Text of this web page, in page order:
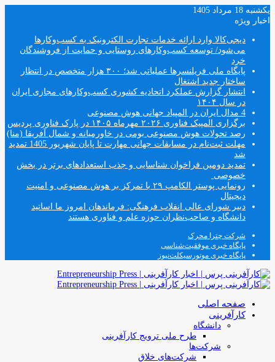
یکشنبه 18 مرداد 1405
اخبار ویژه
دیجی‌کالا وارد ارائه خدمات تجارت الکترونیک به کسب‌وکارها
می‌شود/ توسعه کسب‌وکارهای روستایی و حمایت از فروشندگان
خرد
پایگاه ملی فریلنسرها عملیاتی شد؛ ۳۰۰ هزار متخصص در انتظار
ساختار جدید اشتغال
انتشار گزارش عملکرد اتحادیه کشوری کسب‌وکارهای مجازی ایران
در سال ۱۴۰۴
4 مدال ایران در المپیاد جهانی هوش مصنوعی
برگزاری المپیک فناوری ۲۰۲۶ مهرماه ۱۴۰۵ در پارک فناوری پردیس
رصد تحولات هوش مصنوعی بومی در خاورمیانه و شمال آفریقا (منا)
مهلت ثبت‌نام در مسابقات جهانی مهارت تا پایان شهریور 1405 تمدید
شد
تمدید دومین فراخوان شناسایی و جذب استعدادهای برتر در بخش
خصوصی
رونمایی پوستر الکامپ ۲۹ با تمرکز بر هوش مصنوعی و امنیت
دیجیتال
دبیر شورای عالی انقلاب فرهنگی: فرماندهان امروز ما اساتید
دانشگاه و صاحب‌نظران حوزه علم و فناوری هستند
شرکت چترا محرک
پایگاه خبری موفقیت‌شناسی
پایگاه خبری موتورسیکلت‌نیوز
صفحه اصلی
کارآفرینی
دانشگاه
طرح ملی ترویج کارآفرینی
شرکت‌ها
شرکت‌های خلاق